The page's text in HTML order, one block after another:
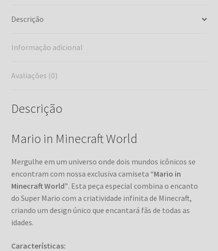
Descrição
Informação adicional
Avaliações (0)
Descrição
Mario in Minecraft World
Mergulhe em um universo onde dois mundos icônicos se
encontram com nossa exclusiva camiseta “Mario in
Minecraft World”. Esta peça especial combina o encanto
do Super Mario com a criatividade infinita de Minecraft,
criando um design único que encantará fãs de todas as
idades.
Características: